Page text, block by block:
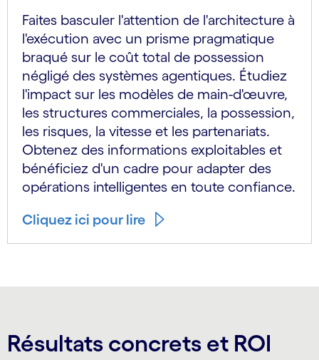
Faites basculer l'attention de l'architecture à
l'exécution avec un prisme pragmatique
braqué sur le coût total de possession
négligé des systèmes agentiques. Étudiez
l'impact sur les modèles de main-d'œuvre,
les structures commerciales, la possession,
les risques, la vitesse et les partenariats.
Obtenez des informations exploitables et
bénéficiez d'un cadre pour adapter des
opérations intelligentes en toute confiance.
Cliquez ici pour lire
Résultats concrets et ROI